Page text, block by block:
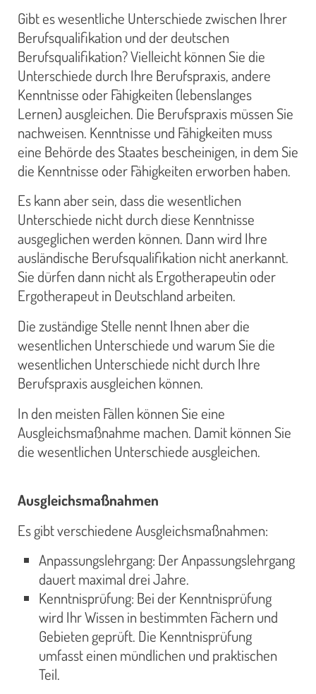
Gibt es wesentliche Unterschiede zwischen Ihrer
Berufsqualifikation und der deutschen
Berufsqualifikation? Vielleicht können Sie die
Unterschiede durch Ihre Berufspraxis, andere
Kenntnisse oder Fähigkeiten (lebenslanges
Lernen) ausgleichen. Die Berufspraxis müssen Sie
nachweisen. Kenntnisse und Fähigkeiten muss
eine Behörde des Staates bescheinigen, in dem Sie
die Kenntnisse oder Fähigkeiten erworben haben.
Es kann aber sein, dass die wesentlichen
Unterschiede nicht durch diese Kenntnisse
ausgeglichen werden können. Dann wird Ihre
ausländische Berufsqualifikation nicht anerkannt.
Sie dürfen dann nicht als Ergotherapeutin oder
Ergotherapeut in Deutschland arbeiten.
Die zuständige Stelle nennt Ihnen aber die
wesentlichen Unterschiede und warum Sie die
wesentlichen Unterschiede nicht durch Ihre
Berufspraxis ausgleichen können.
In den meisten Fällen können Sie eine
Ausgleichsmaßnahme machen. Damit können Sie
die wesentlichen Unterschiede ausgleichen.
Ausgleichsmaßnahmen
Es gibt verschiedene Ausgleichsmaßnahmen:
Anpassungslehrgang: Der Anpassungslehrgang
dauert maximal drei Jahre.
Kenntnisprüfung: Bei der Kenntnisprüfung
wird Ihr Wissen in bestimmten Fächern und
Gebieten geprüft. Die Kenntnisprüfung
umfasst einen mündlichen und praktischen
Teil.